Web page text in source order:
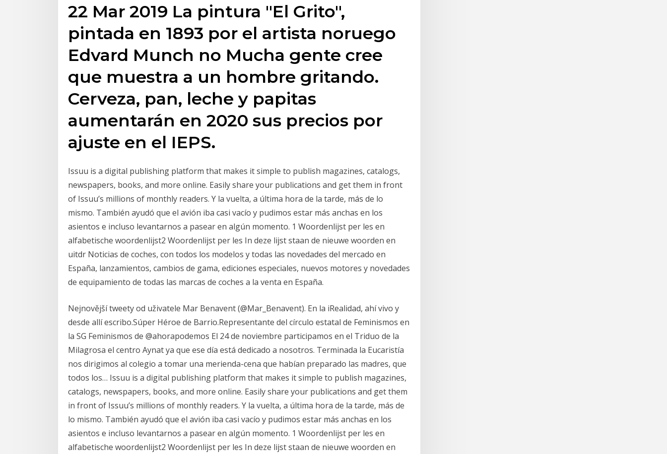
22 Mar 2019 La pintura "El Grito",
pintada en 1893 por el artista noruego
Edvard Munch no Mucha gente cree
que muestra a un hombre gritando.
Cerveza, pan, leche y papitas
aumentarán en 2020 sus precios por
ajuste en el IEPS.
Issuu is a digital publishing platform that makes it simple to publish magazines, catalogs,
newspapers, books, and more online. Easily share your publications and get them in front
of Issuu’s millions of monthly readers. Y la vuelta, a última hora de la tarde, más de lo
mismo. También ayudó que el avión iba casi vacío y pudimos estar más anchas en los
asientos e incluso levantarnos a pasear en algún momento. 1 Woordenlijst per les en
alfabetische woordenlijst2 Woordenlijst per les In deze lijst staan de nieuwe woorden en
uitdr Noticias de coches, con todos los modelos y todas las novedades del mercado en
España, lanzamientos, cambios de gama, ediciones especiales, nuevos motores y novedades
de equipamiento de todas las marcas de coches a la venta en España.
Nejnovější tweety od uživatele Mar Benavent (@Mar_Benavent). En la iRealidad, ahí vivo y
desde allí escribo.Súper Héroe de Barrio.Representante del círculo estatal de Feminismos en
la SG Feminismos de @ahorapodemos El 24 de noviembre participamos en el Triduo de la
Milagrosa el centro Aynat ya que ese día está dedicado a nosotros. Terminada la Eucaristía
nos dirigimos al colegio a tomar una merienda-cena que habían preparado las madres, que
todos los… Issuu is a digital publishing platform that makes it simple to publish magazines,
catalogs, newspapers, books, and more online. Easily share your publications and get them
in front of Issuu’s millions of monthly readers. Y la vuelta, a última hora de la tarde, más de
lo mismo. También ayudó que el avión iba casi vacío y pudimos estar más anchas en los
asientos e incluso levantarnos a pasear en algún momento. 1 Woordenlijst per les en
alfabetische woordenlijst2 Woordenlijst per les In deze lijst staan de nieuwe woorden en